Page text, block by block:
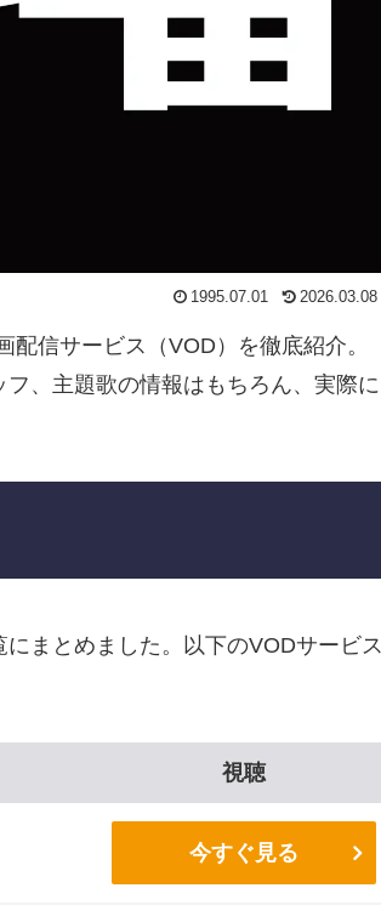
1995.07.01 2026.03.08
信サービス（VOD）を徹底紹介。
、主題歌の情報はもちろん、実際に
まとめました。以下のVODサービス
視聴
今すぐ見る